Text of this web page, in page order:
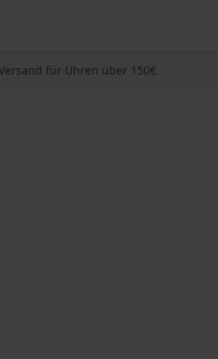
für Uhren über 150€